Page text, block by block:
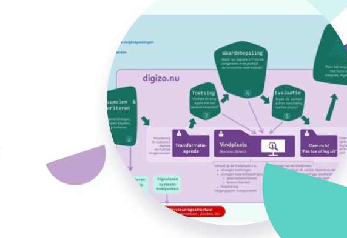
Over Digizo.nu
Voor onderzoekers
Voor fabrikanten
Onze experts
FAQ
Contact
Zoeken